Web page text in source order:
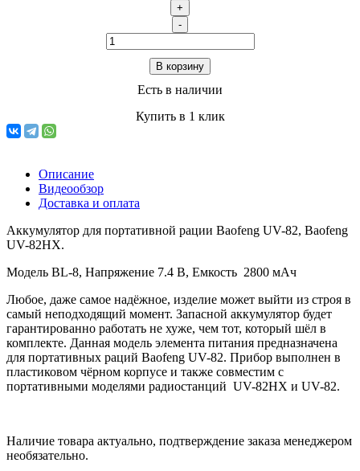
+
-
В корзину
Есть в наличии
Купить в 1 клик
Описание
Видеообзор
Доставка и оплата
Аккумулятор для портативной рации Baofeng UV-82, Baofeng
UV-82HX.
Модель BL-8, Напряжение 7.4 B, Емкость 2800 мАч
Любое, даже самое надёжное, изделие может выйти из строя в
самый неподходящий момент. Запасной аккумулятор будет
гарантированно работать не хуже, чем тот, который шёл в
комплекте. Данная модель элемента питания предназначена
для портативных раций Baofeng UV-82. Прибор выполнен в
пластиковом чёрном корпусе и также совместим с
портативными моделями радиостанций UV-82HX и UV-82.
Наличие товара актуально, подтверждение заказа менеджером
необязательно.